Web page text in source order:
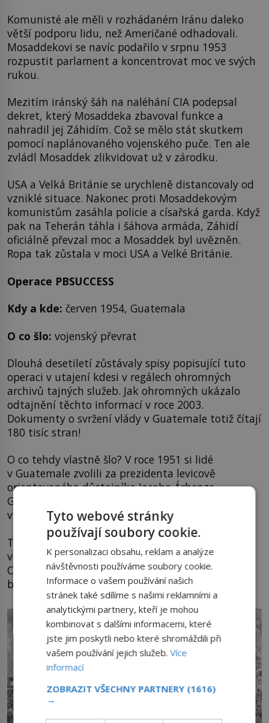
Komunisté ale měli v rozhádaném Iránu daleko
větší podporu lidu, než Američané odhadovali.
Mosaddekovi se navíc podařilo v srpnu 1953
rozpustit parlament a koncentrovat moc ve svých
rukou.
Mezitím iránský šáh na naléhání CIA podepsal
dekret, který Mosaddeka zbavoval funkce a
nahradil jej Záhidím. Což se mělo stát skutkem
pomocí naplánovaného vojenského puče. Ten ale
zvládl Mosaddek zlikvidovat už v zárodku.
USA a Velká Británie se urychleně distancovaly od
vzniklé situace. Nakonec proti Mosaddekovým
komunistům zasáhla policie a císařská garda. Když
pak na Teherán táhla i šáhova armáda, Záhidí
oficiálně převzal moc a Mosaddek byl uvězněn.
Ropa tak zůstala v moci USA a Velké Británie.
Operace PBSUCCESS
Kdy a kde: červen 1954, Guatemala
O co šlo: vojenský převrat
Dlouhá desetiletí zůstávaly spisy popisující tuto
operaci v utajení kdesi v regálech ohromných
archivů tajných služeb. Jak ohromných ukázalo
odtajnění těchto informací v roce 2003.
Dokumenty o svržení vlády v Guatemale totiž čítají
180 tisíc stran!
O co tehdy vlastně šlo? V roce 1951 si lidé
v Guatemale zvolili za prezidenta levicově
orientovaného důstojníka Jacobo Árbenze
Guzmána, který se rozhodl pokračovat
v pozemkové reformě podporující malé rolníky.
Tím ale doslova stoupl na kuří oko tamním
velkopěstitelům, hlavně firmě United Fruit
Company, jednomu z největších producentů
banánů na světě.
Tyto webové stránky
používají soubory cookie.
K personalizaci obsahu, reklam a analýze
návštěvnosti používáme soubory cookie.
Informace o vašem používání našich
stránek také sdílíme s našimi reklamními a
analytickými partnery, kteří je mohou
kombinovat s dalšími informacemi, které
jste jim poskytli nebo které shromáždili při
vašem používání jejich služeb.Více
informací
ZOBRAZIT VŠECHNY PARTNERY (1616)
→